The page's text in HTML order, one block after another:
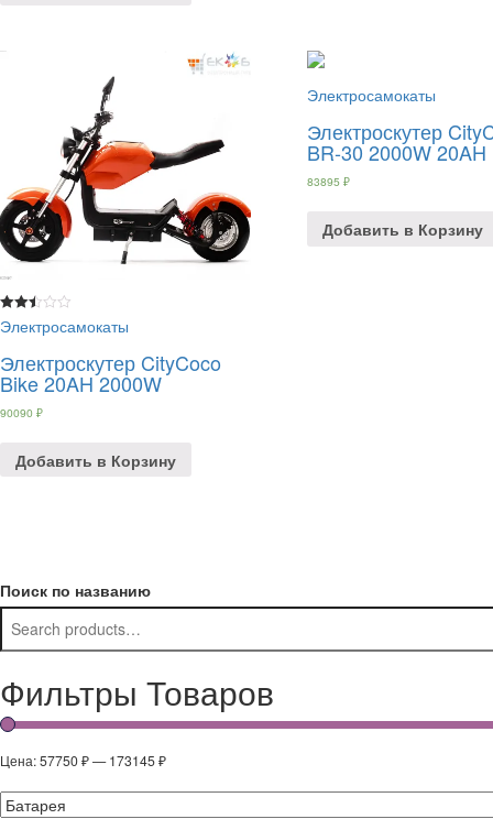
Rated
2.50
5
Электросамокаты
Электроскутер CityCoco
Bike 20AH 2000W
90090 ₽
Добавить в Корзину
Электросамокаты
Электроскутер
BR-30 2000W 20AH
83895 ₽
Добавить в Корзину
Поиск по названию
Фильтры Товаров
Цена:57750 ₽—173145 ₽